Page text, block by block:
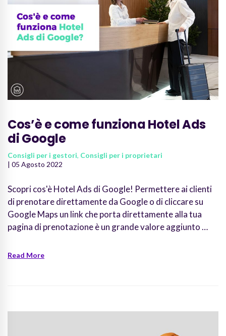
Cos’è e come funziona Hotel Ads
di Google
Consigli per i gestori, Consigli per i proprietari
| 05 Agosto 2022
Scopri cos'è Hotel Ads di Google! Permettere ai clienti
di prenotare direttamente da Google o di cliccare su
Google Maps un link che porta direttamente alla tua
pagina di prenotazione è un grande valore aggiunto …
Read More